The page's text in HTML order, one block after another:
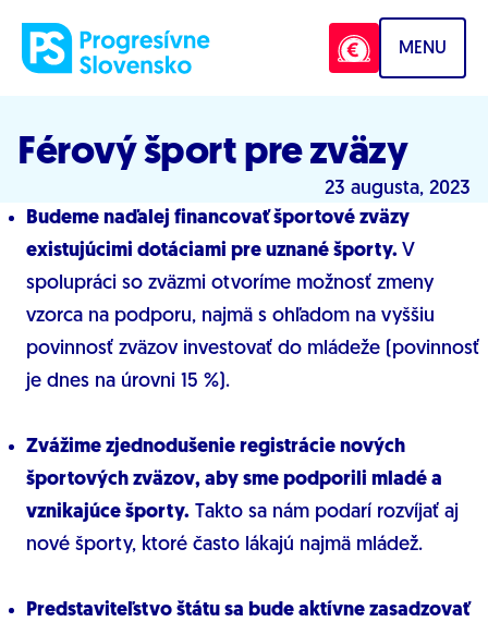
MENU
Férový šport pre zväzy
23 augusta, 2023
Budeme naďalej financovať športové zväzy
existujúcimi dotáciami pre uznané športy. V
spolupráci so zväzmi otvoríme možnosť zmeny
vzorca na podporu, najmä s ohľadom na vyššiu
povinnosť zväzov investovať do mládeže (povinnosť
je dnes na úrovni 15 %).
Zvážime zjednodušenie registrácie nových
športových zväzov, aby sme podporili mladé a
vznikajúce športy. Takto sa nám podarí rozvíjať aj
nové športy, ktoré často lákajú najmä mládež.
Predstaviteľstvo štátu sa bude aktívne zasadzovať